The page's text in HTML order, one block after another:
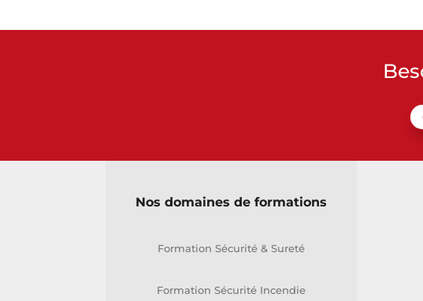
Nos domaines de formations
Formation Sécurité & Sureté
Formation Sécurité Incendie